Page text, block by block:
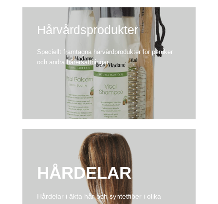
Hårvårdsprodukter
Speciellt framtagna hårvårdprodukter för peruker
och andra hårersättningar
HÅRDELAR
Hårdelar i äkta hår och syntetfiber i olika